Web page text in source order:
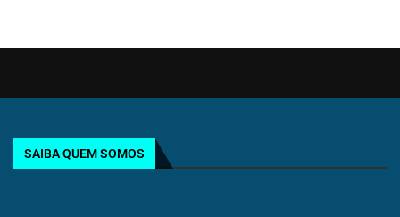
SAIBA QUEM SOMOS